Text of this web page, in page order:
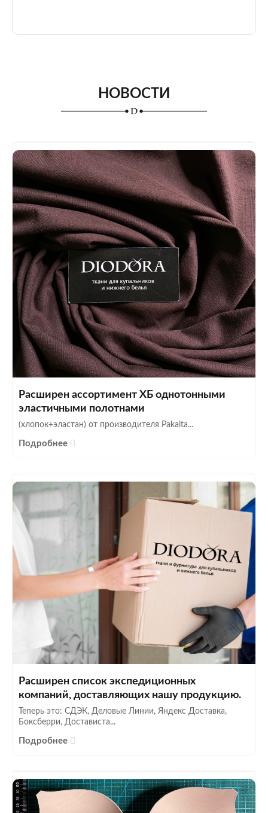
НОВОСТИ
Расширен ассортимент ХБ однотонными
эластичными полотнами
(хлопок+эластан) от производителя Pakaita...
Подробнее
Расширен список экспедиционных
компаний, доставляющих нашу продукцию.
Теперь это: СДЭК, Деловые Линии, Яндекс Доставка,
Боксберри, Достависта...
Подробнее